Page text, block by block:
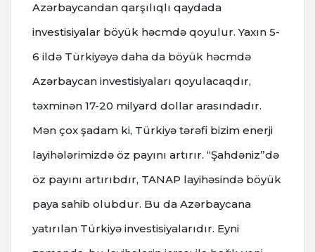
Azərbaycandan qarşılıqlı qaydada
investisiyalar böyük həcmdə qoyulur. Yaxın 5-
6 ildə Türkiyəyə daha da böyük həcmdə
Azərbaycan investisiyaları qoyulacaqdır,
təxminən 17-20 milyard dollar arasındadır.
Mən çox şadam ki, Türkiyə tərəfi bizim enerji
layihələrimizdə öz payını artırır. “Şahdəniz”də
öz payını artırıbdır, TANAP layihəsində böyük
paya sahib olubdur. Bu da Azərbaycana
yatırılan Türkiyə investisiyalarıdır. Eyni